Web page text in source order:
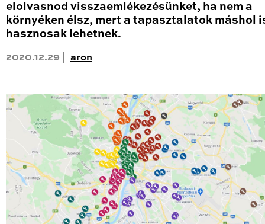
elolvasnod visszaemlékezésünket, ha nem a
környéken élsz, mert a tapasztalatok máshol
hasznosak lehetnek.
2020.12.29 | aron